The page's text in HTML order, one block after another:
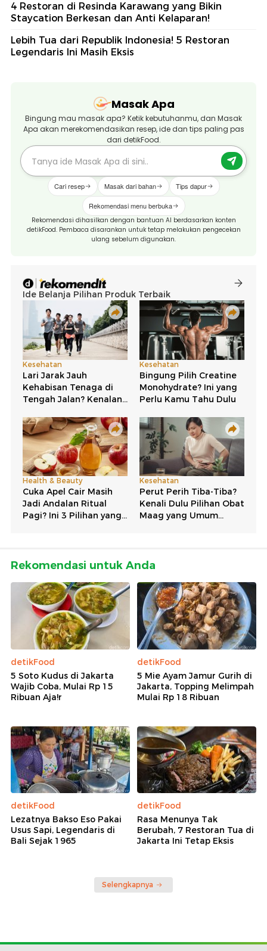
4 Restoran di Resinda Karawang yang Bikin
Staycation Berkesan dan Anti Kelaparan!
Lebih Tua dari Republik Indonesia! 5 Restoran
Legendaris Ini Masih Eksis
Masak Apa
Bingung mau masak apa? Ketik kebutuhanmu, dan Masak
Apa akan merekomendasikan resep, ide dan tips paling pas
dari detikFood.
Cari resep Masak dari bahan Tips dapur
Rekomendasi menu berbuka
Rekomendasi dihasilkan dengan bantuan AI berdasarkan konten
detikFood. Pembaca disarankan untuk tetap melakukan pengecekan
ulang sebelum digunakan.
Rekomendasi untuk Anda
detikFood
5 Soto Kudus di Jakarta
Wajib Coba, Mulai Rp 15
Ribuan Aja!r
detikFood
5 Mie Ayam Jamur Gurih di
Jakarta, Topping Melimpah
Mulai Rp 18 Ribuan
detikFood
Lezatnya Bakso Eso Pakai
Usus Sapi, Legendaris di
Bali Sejak 1965
detikFood
Rasa Menunya Tak
Berubah, 7 Restoran Tua di
Jakarta Ini Tetap Eksis
Selengkapnya